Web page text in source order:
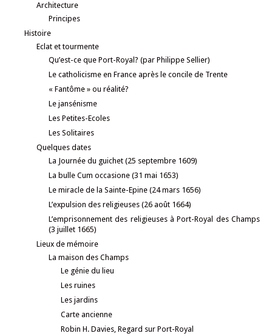
Architecture
Principes
Histoire
Eclat et tourmente
Qu’est-ce que Port-Royal? (par Philippe Sellier)
Le catholicisme en France après le concile de Trente
« Fantôme » ou réalité?
Le jansénisme
Les Petites-Ecoles
Les Solitaires
Quelques dates
La Journée du guichet (25 septembre 1609)
La bulle Cum occasione (31 mai 1653)
Le miracle de la Sainte-Epine (24 mars 1656)
L’expulsion des religieuses (26 août 1664)
L’emprisonnement des religieuses à Port-Royal des Champs
(3 juillet 1665)
Lieux de mémoire
La maison des Champs
Le génie du lieu
Les ruines
Les jardins
Carte ancienne
Robin H. Davies, Regard sur Port-Royal